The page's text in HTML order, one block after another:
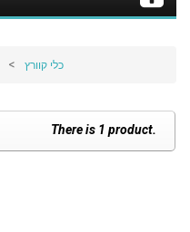
כלי קוורץ >
There is 1 product.